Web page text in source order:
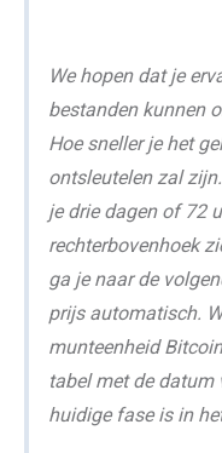
We hopen dat je
bestanden kunnen
Hoe sneller je het
ontsleutelen zal
je drie dagen of 72
rechterbovenhoek
ga je naar de
prijs automatisch.
munteenheid
tabel met de datum
huidige fase is in